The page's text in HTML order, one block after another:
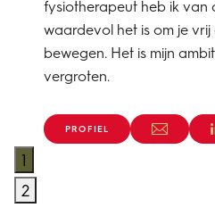
fysiotherapeut heb ik van
waardevol het is om je
bewegen. Het is mijn
vergroten.
PROFIEL
1
2